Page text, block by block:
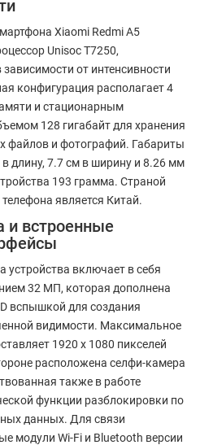
Xiaomi Redmi A5
Unisoc T7250,
от интенсивности
конфигурация располагает 4
и стационарным
128 гигабайт для хранения
файлов и фотографий. Габариты
длину, 7.7 см в ширину и 8.26 мм
193 грамма. Страной
является Китай.
и встроенные
устройства включает в себя
32 МП, которая дополнена
вспышкой для создания
видимости. Максимальное
1920 x 1080 пикселей
расположена селфи-камера
также в работе
функции разблокировки по
данных. Для связи
модули Wi-Fi и Bluetooth версии